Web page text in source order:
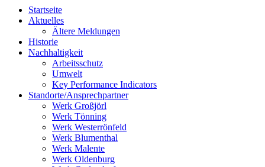
Startseite
Aktuelles
Ältere Meldungen
Historie
Nachhaltigkeit
Arbeitsschutz
Umwelt
Key Performance Indicators
Standorte/Ansprechpartner
Werk Großjörl
Werk Tönning
Werk Westerrönfeld
Werk Blumenthal
Werk Malente
Werk Oldenburg